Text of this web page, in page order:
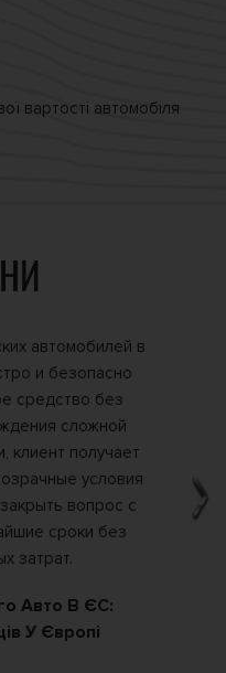
вартості автомобіля
Авто В ЄС:
У Європі